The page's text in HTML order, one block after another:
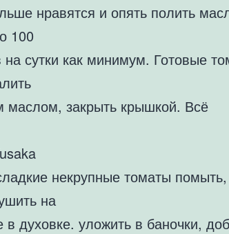
нравятся и опять полить
100
на сутки как минимум. Готовые
маслом, закрыть крышкой. Всё
некрупные томаты
на
в духовке. уложить в баночки,